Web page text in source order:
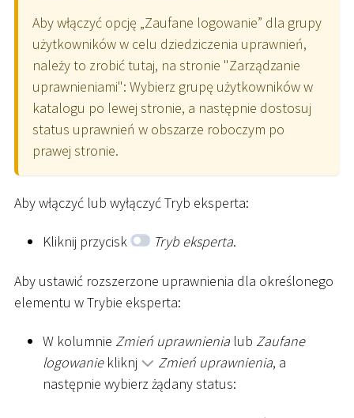
Aby włączyć opcję „Zaufane logowanie” dla grupy
użytkowników w celu dziedziczenia uprawnień,
należy to zrobić tutaj, na stronie "Zarządzanie
uprawnieniami": Wybierz grupę użytkowników w
katalogu po lewej stronie, a następnie dostosuj
status uprawnień w obszarze roboczym po
prawej stronie.
Aby włączyć lub wyłączyć Tryb eksperta:
Kliknij przycisk Tryb eksperta.
Aby ustawić rozszerzone uprawnienia dla określonego
elementu w Trybie eksperta:
W kolumnie Zmień uprawnienia lub Zaufane
logowaniekliknj Zmień uprawnienia, a
następnie wybierz żądany status: